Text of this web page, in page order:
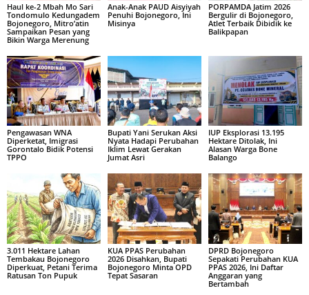
Haul ke-2 Mbah Mo Sari
Tondomulo Kedungadem
Bojonegoro, Mitro’atin
Sampaikan Pesan yang
Bikin Warga Merenung
Anak-Anak PAUD Aisyiyah
Penuhi Bojonegoro, Ini
Misinya
PORPAMDA Jatim 2026
Bergulir di Bojonegoro,
Atlet Terbaik Dibidik ke
Balikpapan
Pengawasan WNA
Diperketat, Imigrasi
Gorontalo Bidik Potensi
TPPO
Bupati Yani Serukan Aksi
Nyata Hadapi Perubahan
Iklim Lewat Gerakan
Jumat Asri
IUP Eksplorasi 13.195
Hektare Ditolak, Ini
Alasan Warga Bone
Balango
3.011 Hektare Lahan
Tembakau Bojonegoro
Diperkuat, Petani Terima
Ratusan Ton Pupuk
KUA PPAS Perubahan
2026 Disahkan, Bupati
Bojonegoro Minta OPD
Tepat Sasaran
DPRD Bojonegoro
Sepakati Perubahan KUA
PPAS 2026, Ini Daftar
Anggaran yang
Bertambah